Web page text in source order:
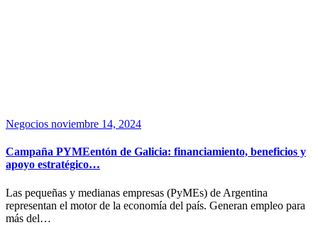
Negocios noviembre 14, 2024
Campaña PYMEentón de Galicia: financiamiento, beneficios y
apoyo estratégico…
Las pequeñas y medianas empresas (PyMEs) de Argentina
representan el motor de la economía del país. Generan empleo para
más del…